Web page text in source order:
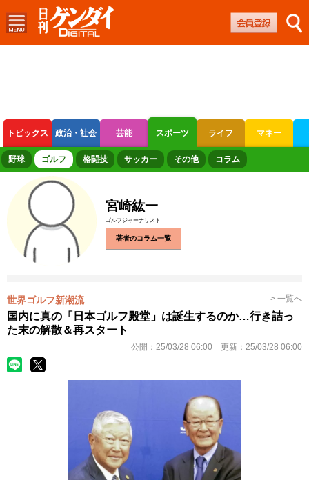
トピックス 政治・社会 芸能 スポーツ ライフ マネー
ボートレース 競輪 オートレース
野球 ゴルフ 格闘技 サッカー その他 コラム
宮崎紘一
ゴルフジャーナリスト
著者のコラム一覧
世界ゴルフ新潮流 > 一覧へ
国内に真の「日本ゴルフ殿堂」は誕生するのか…行き詰っ
た末の解散＆再スタート
公開： 25/03/28 06:00 更新： 25/03/28 06:00